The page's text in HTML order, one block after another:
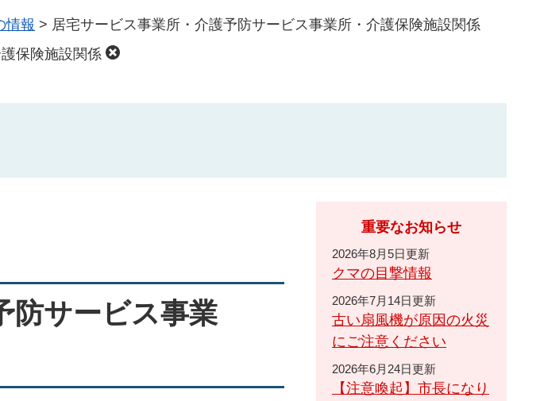
情報 > 居宅サービス事業所・介護予防サービス事業所・介護保険施設関係
保険施設関係
防サービス事業
重要なお知らせ
2026年8月5日更新
クマの目撃情報
2026年7月14日更新
古い扇風機が原因の火災
にご注意ください
2026年6月24日更新
【注意喚起】市長になり